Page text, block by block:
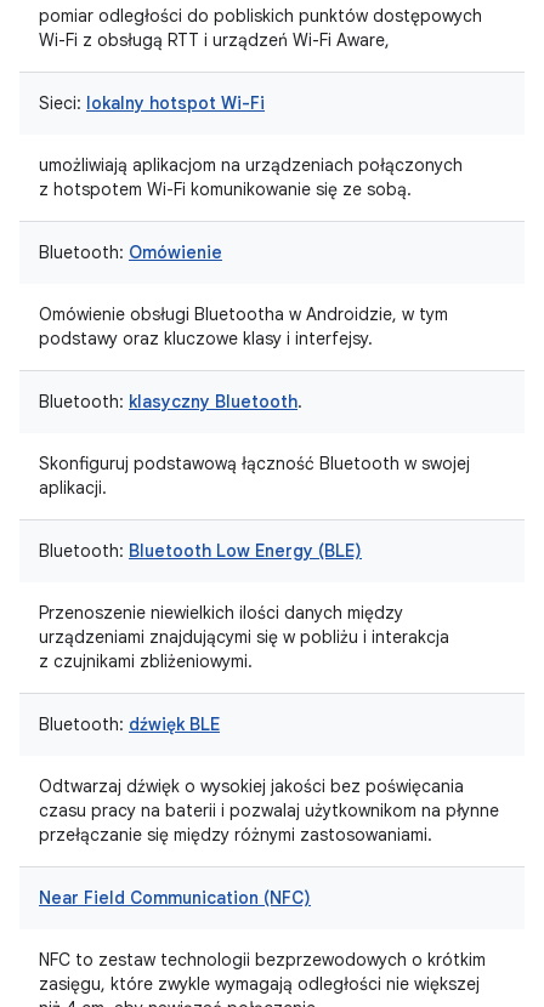
pomiar odległości do pobliskich punktów dostępowych
Wi-Fi z obsługą RTT i urządzeń Wi-Fi Aware,
Sieci: lokalny hotspot Wi-Fi
umożliwiają aplikacjom na urządzeniach połączonych
z hotspotem Wi-Fi komunikowanie się ze sobą.
Bluetooth: Omówienie
Omówienie obsługi Bluetootha w Androidzie, w tym
podstawy oraz kluczowe klasy i interfejsy.
Bluetooth: klasyczny Bluetooth.
Skonfiguruj podstawową łączność Bluetooth w swojej
aplikacji.
Bluetooth: Bluetooth Low Energy (BLE)
Przenoszenie niewielkich ilości danych między
urządzeniami znajdującymi się w pobliżu i interakcja
z czujnikami zbliżeniowymi.
Bluetooth: dźwięk BLE
Odtwarzaj dźwięk o wysokiej jakości bez poświęcania
czasu pracy na baterii i pozwalaj użytkownikom na płynne
przełączanie się między różnymi zastosowaniami.
Near Field Communication (NFC)
NFC to zestaw technologii bezprzewodowych o krótkim
zasięgu, które zwykle wymagają odległości nie większej